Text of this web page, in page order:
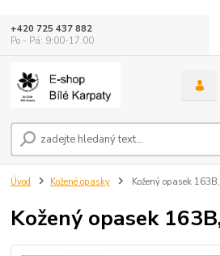
+420 725 437 882
Po - Pá: 9:00-17:00
Úvod Kožené opasky Kožený opasek
Kožený opasek